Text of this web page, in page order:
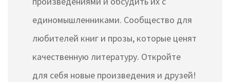
единомышленниками. Сообщество для
любителей книг и прозы, которые ценят
качественную литературу. Откройте
для себя новые произведения и друзей!